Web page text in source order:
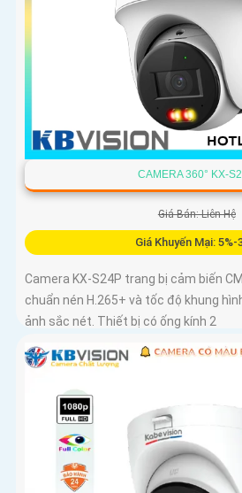
CAMERA 360° KX-
Giá Bán: Liên Hệ
Giá Khuyến Mại: 5%-
Camera KX-S24P trang bị cảm biến
chuẩn nén H.265+ và tốc độ khung
ảnh sắc nét. Thiết bị có ống kính 2